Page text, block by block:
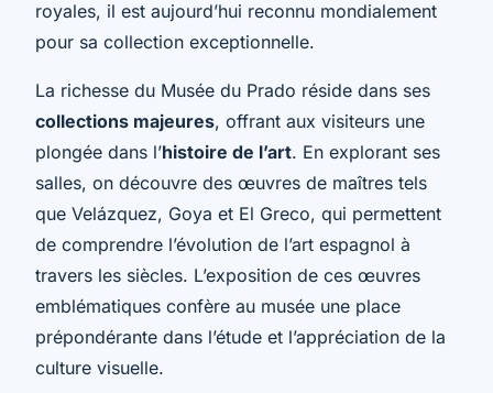
royales, il est aujourd’hui reconnu mondialement
pour sa collection exceptionnelle.
La richesse du Musée du Prado réside dans ses
collections majeures, offrant aux visiteurs une
plongée dans l’histoire de l’art. En explorant ses
salles, on découvre des œuvres de maîtres tels
que Velázquez, Goya et El Greco, qui permettent
de comprendre l’évolution de l’art espagnol à
travers les siècles. L’exposition de ces œuvres
emblématiques confère au musée une place
prépondérante dans l’étude et l’appréciation de la
culture visuelle.